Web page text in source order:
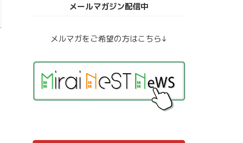
メールマガジン配信中
メルマガをご希望の方はこちら↓